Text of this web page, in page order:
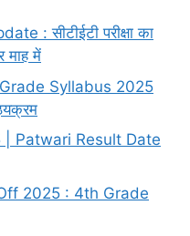
: सीटीईटी परीक्षा का
माह में
Syllabus 2025
| Patwari Result Date
2025 : 4th Grade